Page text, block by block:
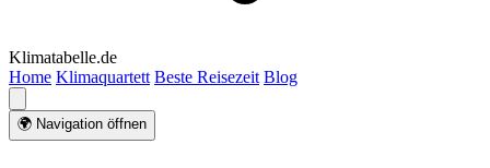
Klimatabelle.de
Home Klimaquartett Beste Reisezeit Blog
🌍 Navigation öffnen